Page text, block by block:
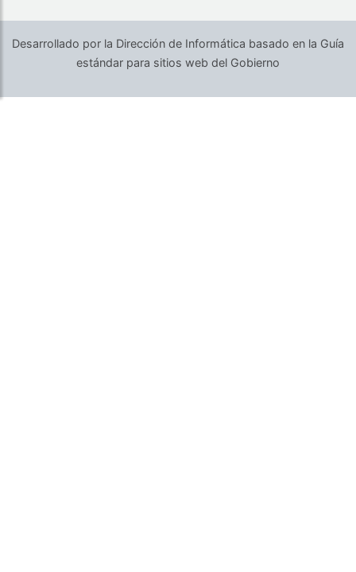
Desarrollado por la Dirección de Informática basado en la Guía
estándar para sitios web del Gobierno